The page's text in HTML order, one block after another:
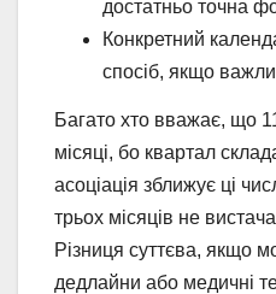
достатньо точна
Конкретний
спосіб, якщо
Багато хто вважає, що
місяці, бо квартал
асоціація зближує ці
трьох місяців не
Різниця суттєва, якщо
дедлайни або медичні